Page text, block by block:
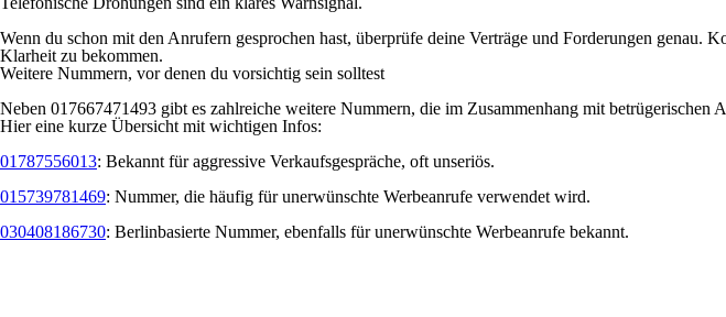
Wenn du schon mit den Anrufern gesprochen hast, überprüfe deine Verträge und Forderungen
Klarheit zu bekommen.
Weitere Nummern, vor denen du vorsichtig sein solltest
Neben 017667471493 gibt es zahlreiche weitere Nummern, die im Zusammenhang mit betrügerischen
Hier eine kurze Übersicht mit wichtigen Infos:
01787556013: Bekannt für aggressive Verkaufsgespräche, oft unseriös.
015739781469: Nummer, die häufig für unerwünschte Werbeanrufe verwendet wird.
030408186730: Berlinbasierte Nummer, ebenfalls für unerwünschte Werbeanrufe bekannt.